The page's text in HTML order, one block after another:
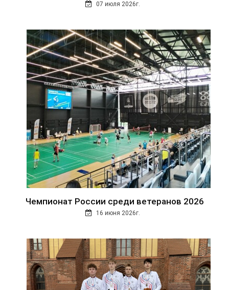
07 июля 2026г.
Чемпионат России среди ветеранов 2026
16 июня 2026г.